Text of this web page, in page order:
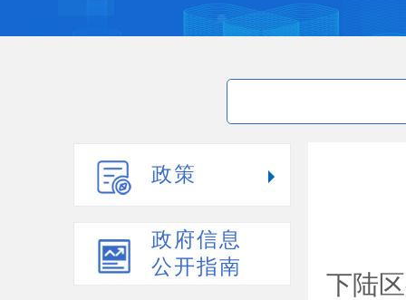
政策
政府信息
公开指南
下陆